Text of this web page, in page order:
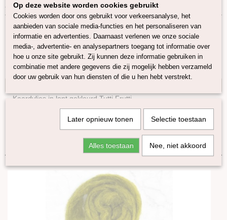
Home>Gekaarde Wol>Kaardvlies in lont gekleurd Galaxy
Gekaarde Wol
Perendale Gekleurde Kaardvlies
Corriedal kaardvlies in lont gekleurd
Kaardvlies in lont gekleurd Tutti Frutti
Kaardvlies in lont naturel
Kaardvlies dierenkleuren
Tiroler bergschaap naturel
Tiroler bergschaap gekleurd
Bergschaap Naturel
Bergschaap/Maori mix
Gekaarde Maori wol
Maori kaardvlies huidskleuren
Sorteer op:
Op deze website worden cookies gebruikt
Cookies worden door ons gebruikt voor verkeersanalyse, het
aanbieden van sociale media-functies en het personaliseren van
informatie en advertenties. Daarnaast verlenen we onze sociale
media-, advertentie- en analysepartners toegang tot informatie over
hoe u onze site gebruikt. Zij kunnen deze informatie gebruiken in
combinatie met andere gegevens die zij mogelijk hebben verzameld
door uw gebruik van hun diensten of die u hen hebt verstrekt.
Later opnieuw tonen Selectie toestaan
Alles toestaan Nee, niet akkoord